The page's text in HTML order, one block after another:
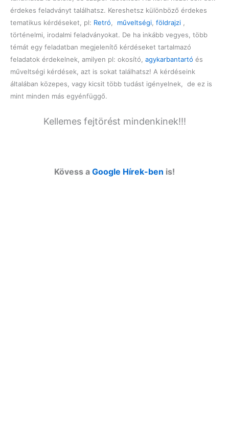
érdekes feladványt találhatsz. Kereshetsz különböző érdekes
tematikus kérdéseket, pl: Retró műveltségi földrajzi
történelmi, irodalmi feladványokat. De ha inkább vegyes, több
témát egy feladatban megjelenítő kérdéseket tartalmazó
feladatok érdekelnek, amilyen pl: okosító, agykarbantartó és
műveltségi kérdések, azt is sokat találhatsz! A kérdéseink
általában közepes, vagy kicsit több tudást igényelnek, de ez is
mint minden más egyénfüggő.
Kellemes fejtörést mindenkinek!!!
Kövess a Google Hírek-ben is!